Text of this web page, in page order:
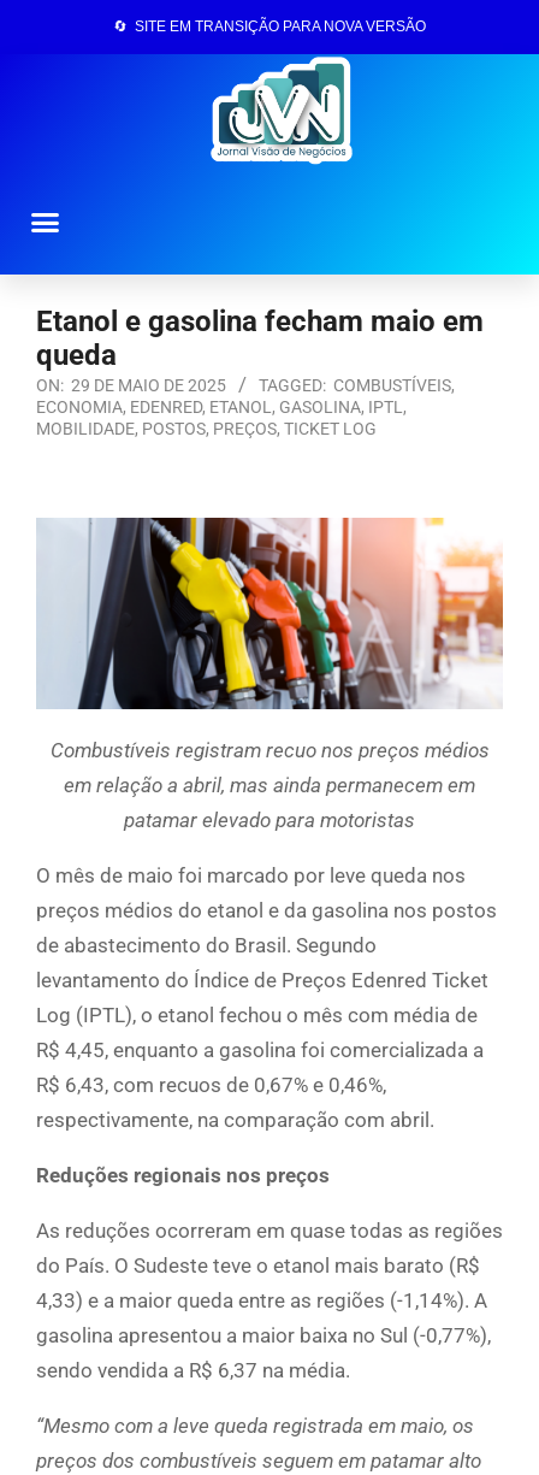
🔄 SITE EM TRANSIÇÃO PARA NOVA VERSÃO
Etanol e gasolina fecham maio em
queda
ON: 29 DE MAIO DE 2025 TAGGED: COMBUSTÍVEIS,
ECONOMIA, EDENRED, ETANOL , GASOLINA, IPTL ,
MOBILIDADE, POSTOS, PREÇOS, TICKET LOG
Combustíveis registram recuo nos preços médios
em relação a abril, mas ainda permanecem em
patamar elevado para motoristas
O mês de maio foi marcado por leve queda nos
preços médios do etanol e da gasolina nos postos
de abastecimento do Brasil. Segundo
levantamento do Índice de Preços Edenred Ticket
Log (IPTL), o etanol fechou o mês com média de
R$ 4,45, enquanto a gasolina foi comercializada a
R$ 6,43, com recuos de 0,67% e 0,46%,
respectivamente, na comparação com abril.
Reduções regionais nos preços
As reduções ocorreram em quase todas as regiões
do País. O Sudeste teve o etanol mais barato (R$
4,33) e a maior queda entre as regiões (-1,14%). A
gasolina apresentou a maior baixa no Sul (-0,77%),
sendo vendida a R$ 6,37 na média.
“Mesmo com a leve queda registrada em maio, os
preços dos combustíveis seguem em patamar alto